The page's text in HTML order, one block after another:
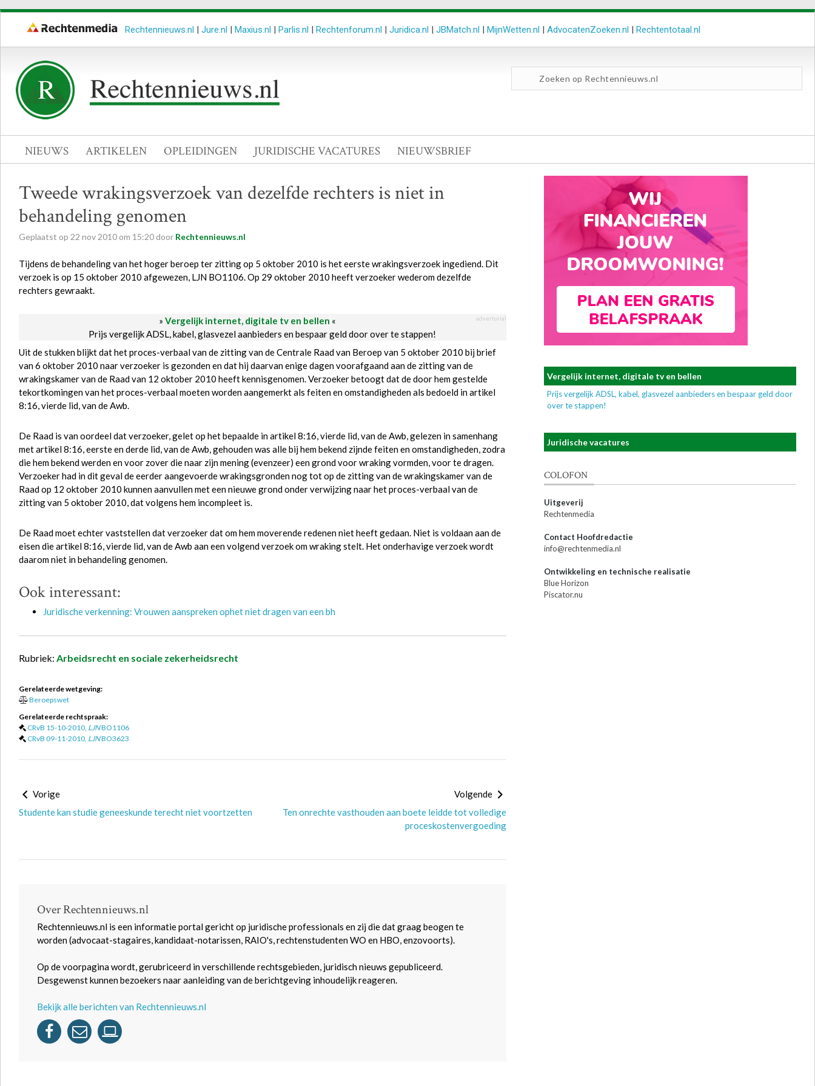
Rechtennieuws.nl | Jure.nl | Maxius.nl | Parlis.nl | Rechtenforum.nl | Juridica.nl | JBMatch.nl | MijnWetten.nl | AdvocatenZoeken.nl | Rechtentotaal.nl
NIEUWS ARTIKELEN OPLEIDINGEN JURIDISCHE VACATURES NIEUWSBRIEF
Tweede wrakingsverzoek van dezelfde rechters is niet in
behandeling genomen
Geplaatst op 22 nov 2010 om 15:20 door Rechtennieuws.nl
Tijdens de behandeling van het hoger beroep ter zitting op 5 oktober 2010 is het eerste wrakingsverzoek ingediend. Dit
verzoek is op 15 oktober 2010 afgewezen, LJN BO1106. Op 29 oktober 2010 heeft verzoeker wederom dezelfde
rechters gewraakt.
» Vergelijk internet, digitale tv en bellen « advertorial
Prijs vergelijk ADSL, kabel, glasvezel aanbieders en bespaar geld door over te stappen!
Uit de stukken blijkt dat het proces-verbaal van de zitting van de Centrale Raad van Beroep van 5 oktober 2010 bij brief
van 6 oktober 2010 naar verzoeker is gezonden en dat hij daarvan enige dagen voorafgaand aan de zitting van de
wrakingskamer van de Raad van 12 oktober 2010 heeft kennisgenomen. Verzoeker betoogt dat de door hem gestelde
tekortkomingen van het proces-verbaal moeten worden aangemerkt als feiten en omstandigheden als bedoeld in artikel
8:16, vierde lid, van de Awb.
De Raad is van oordeel dat verzoeker, gelet op het bepaalde in artikel 8:16, vierde lid, van de Awb, gelezen in samenhang
met artikel 8:16, eerste en derde lid, van de Awb, gehouden was alle bij hem bekend zijnde feiten en omstandigheden, zodra
die hem bekend werden en voor zover die naar zijn mening (evenzeer) een grond voor wraking vormden, voor te dragen.
Verzoeker had in dit geval de eerder aangevoerde wrakingsgronden nog tot op de zitting van de wrakingskamer van de
Raad op 12 oktober 2010 kunnen aanvullen met een nieuwe grond onder verwijzing naar het proces-verbaal van de
zitting van 5 oktober 2010, dat volgens hem incompleet is.
De Raad moet echter vaststellen dat verzoeker dat om hem moverende redenen niet heeft gedaan. Niet is voldaan aan de
eisen die artikel 8:16, vierde lid, van de Awb aan een volgend verzoek om wraking stelt. Het onderhavige verzoek wordt
daarom niet in behandeling genomen.
Ook interessant:
Juridische verkenning: Vrouwen aanspreken ophet niet dragen van een bh
Rubriek: Arbeidsrecht en sociale zekerheidsrecht
Gerelateerde wetgeving:
Beroepswet
Gerelateerde rechtspraak:
CRvB 15-10-2010, LJNBO1106
CRvB 09-11-2010, LJNBO3623
Vorige
Studente kan studie geneeskunde terecht niet voortzetten
Volgende
Ten onrechte vasthouden aan boete leidde tot volledige
proceskostenvergoeding
Over Rechtennieuws.nl
Rechtennieuws.nl is een informatie portal gericht op juridische professionals en zij die dat graag beogen te
worden (advocaat-stagaires, kandidaat-notarissen, RAIO's, rechtenstudenten WO en HBO, enzovoorts).
Op de voorpagina wordt, gerubriceerd in verschillende rechtsgebieden, juridisch nieuws gepubliceerd.
Desgewenst kunnen bezoekers naar aanleiding van de berichtgeving inhoudelijk reageren.
Bekijk alle berichten van Rechtennieuws.nl
Vergelijk internet, digitale tv en bellen
Prijs vergelijk ADSL, kabel, glasvezel aanbieders en bespaar geld door
over te stappen!
Juridische vacatures
COLOFON
Uitgeverij
Rechtenmedia
Contact Hoofdredactie
info@rechtenmedia.nl
Ontwikkeling en technische realisatie
Blue Horizon
Piscator.nu